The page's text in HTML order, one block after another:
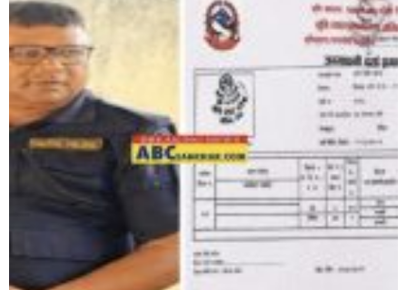
भिक्षा मागेर कारमा घुम्ने बाबाहरूलाई दाङ प्रहरीले पक्राउ,भारत
फर्कने सर्तमा रिहा,